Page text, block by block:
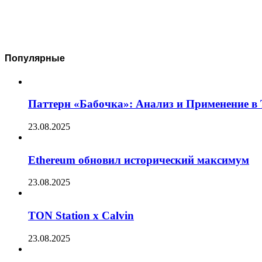
Популярные
Паттерн «Бабочка»: Анализ и Применение в
23.08.2025
Ethereum обновил исторический максимум
23.08.2025
TON Station x Calvin
23.08.2025